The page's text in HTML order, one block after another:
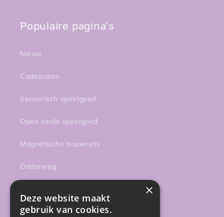
Populaire pagina's
Nieuw
Cadeaubon
Sensorisch speelgoed
Open einde speelgoed
Magnetische bouwsets
Onderweg
Sale
×
Deze website maakt
gebruik van cookies.